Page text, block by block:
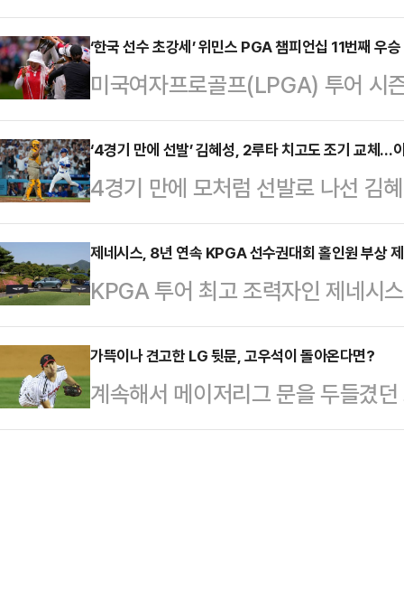
훈을 영입한 부산 KCC가 차기 시
시즌 우승을 차지한 창원 LG와의
고 있다.KCC의 연고는 부산, LG의
처럼 프로농구에서도 영남 라이벌
주축 선수들의 부상과 부진이 겹치
거둔 KCC는 구단 레전드 이상민
약기간 5년, 보수…
‘한국 선수 초강세’ 위민스 PGA 챔피언십 11번째 우
미국여자프로골프(LPGA) 투어 시
PGA 챔피언십이 시즌 최다 상금을
간)부터 나흘 동안 미국 텍사스주
(파72)에서 열린다. 대회 총 상금
이달 초 열린 US여자오픈과 함께
PGA 챔피언십은 과거 LPGA 챔피
됐고, 현존하는 메이저 대회 중 US
지니고…
‘4경기 만에 선발’ 김혜성, 2루타 치고도 조기 교체…
4경기 만에 모처럼 선발로 나선 김
2루타를 기록하고도 경기 도중 빠
포니아주 로스앤젤레스 다저스타
디에이고 파드리스와 홈 경기에 8
1득점을 기록했다.이로써 김혜성
27안타)으로 소폭 상승했다.3회 첫
의 몸쪽 낮은 속구에 루킹 삼진을
격에 성공…
제네시스, 8년 연속 KPGA 선수권대회 홀인원 부상
KPGA 투어 최고 조력자인 제네시
남, 서코스(파71. 7,142야드)에서
회 KPGA 선수권대회 with A-
2000만원)’에 홀인원 부상으로 제
코스 17번홀(파3)에서 홀인원을
가뜩이나 견고한 LG 뒷문, 고우석이 돌아온다면?
계속해서 메이저리그 문을 두들겼
꿈을 이루는데 실패했다.마이애미